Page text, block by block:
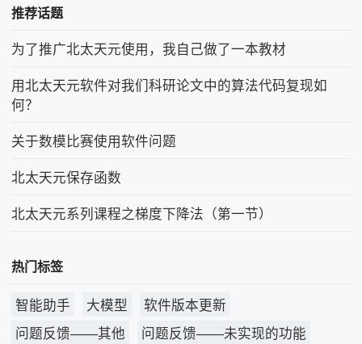
推荐话题
为了推广北太天元使用，我自己做了一本教材
用北太天元软件对我们科研论文中的算法代码复现如
何？
关于数模比赛使用软件问题
北太天元保存函数
北太天元系列课程之梯度下降法（第一节）
热门标签
智能助手 大模型
软件版本更新
问题反馈——其他
问题反馈——未实现的功能